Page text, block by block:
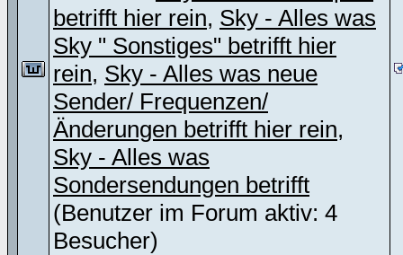
betrifft hier rein, Sky - Alles was
Sky " Sonstiges" betrifft hier
rein, Sky - Alles was neue
Sender/ Frequenzen/
Änderungen betrifft hier rein,
Sky - Alles was
Sondersendungen betrifft
(Benutzer im Forum aktiv: 4
Besucher)